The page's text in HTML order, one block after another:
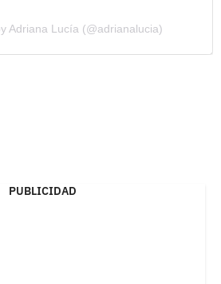
Adriana Lucía (@adrianalucia)
PUBLICIDAD